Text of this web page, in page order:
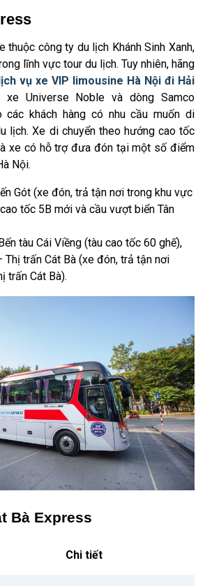
thuộc công ty du lịch Khánh Sinh Xanh,
lĩnh vực tour du lịch. Tuy nhiên, hãng
vụ xe VIP limousine Hà Nội đi Hải
xe Universe Noble và dòng Samco
các khách hàng có nhu cầu muốn di
lịch. Xe di chuyển theo hướng cao tốc
xe có hỗ trợ đưa đón tại một số điểm
Nội.
Gót (xe đón, trả tận nơi trong khu vực
tốc 5B mới và cầu vượt biển Tân
tàu Cái Viềng (tàu cao tốc 60 ghế),
Thị trấn Cát Bà (xe đón, trả tận nơi
trấn Cát Bà).
Bà Express
Chi tiết